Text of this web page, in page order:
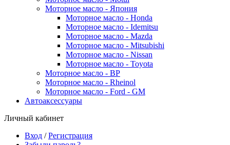
Моторное масло - Япония
Моторное масло - Honda
Моторное масло - Idemitsu
Моторное масло - Mazda
Моторное масло - Mitsubishi
Моторное масло - Nissan
Моторное масло - Toyota
Моторное масло - BP
Моторное масло - Rheinol
Моторное масло - Ford - GM
Автоаксессуары
Личный кабинет
Вход /Регистрация